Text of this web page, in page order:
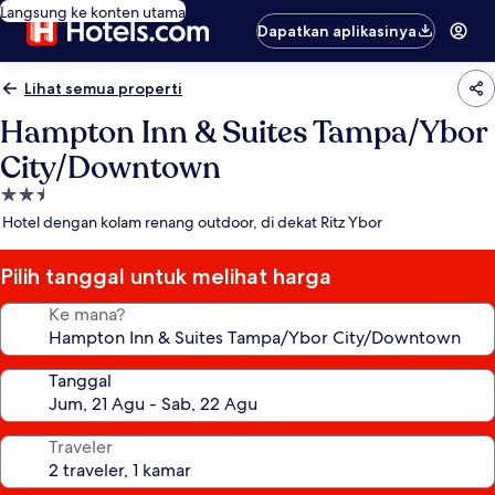
Langsung ke konten utama
Dapatkan aplikasinya
Lihat semua properti
Hampton Inn & Suites Tampa/Ybor
City/Downtown
Properti
bintang
Hotel dengan kolam renang outdoor, di dekat Ritz Ybor
Pilih tanggal untuk melihat harga
Ke mana?
Tanggal
Traveler